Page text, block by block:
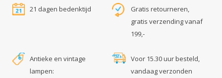
21 dagen bedenktijd
Gratis retourneren,
gratis verzending vanaf
199,-
Antieke en vintage
lampen:
Voor 15.30 uur besteld,
vandaag verzonden